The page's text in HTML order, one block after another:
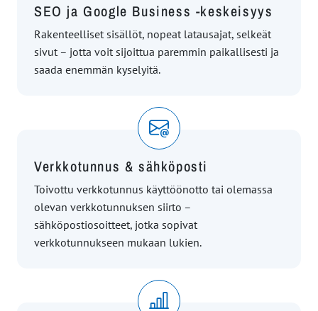
SEO ja Google Business -keskeisyys
Rakenteelliset sisällöt, nopeat latausajat, selkeät
sivut – jotta voit sijoittua paremmin paikallisesti ja
saada enemmän kyselyitä.
Verkkotunnus & sähköposti
Toivottu verkkotunnus käyttöönotto tai olemassa
olevan verkkotunnuksen siirto –
sähköpostiosoitteet, jotka sopivat
verkkotunnukseen mukaan lukien.